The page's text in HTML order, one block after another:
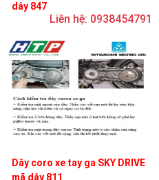
dây 847
Liên hệ: 0938454791
Dây coro xe tay ga SKY DRIVE
mã dây 811